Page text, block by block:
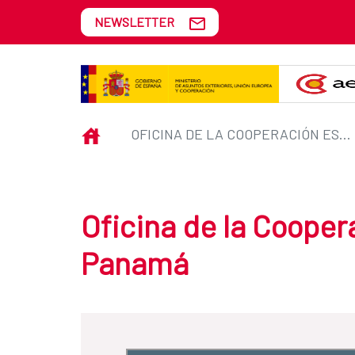
Skip to Main Content
Oficina de la Cooperación
NEWSLETTER
INICIO OFICINA DE LA COOPERACIÓN ESPAÑOLA: PANAMÁ
Oficina de la
Panamá